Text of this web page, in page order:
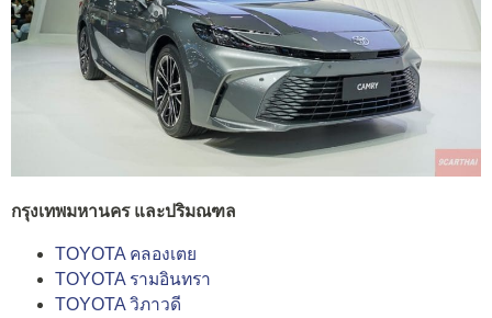
กรุงเทพมหานคร และปริมณฑล
TOYOTA คลองเตย
TOYOTA รามอินทรา
TOYOTA วิภาวดี